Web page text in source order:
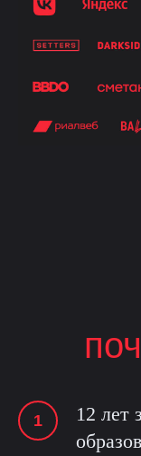
12 лет